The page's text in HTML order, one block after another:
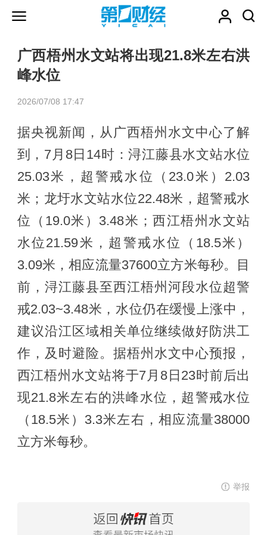
广西梧州水文站将出现21.8米左右洪
峰水位
2026/07/08 17:47
据央视新闻，从广西梧州水文中心了解
到，7月8日14时：浔江藤县水文站水位
25.03米，超警戒水位（23.0米）2.03
米；龙圩水文站水位22.48米，超警戒水
位（19.0米）3.48米；西江梧州水文站
水位21.59米，超警戒水位（18.5米）
3.09米，相应流量37600立方米每秒。目
前，浔江藤县至西江梧州河段水位超警
戒2.03~3.48米，水位仍在缓慢上涨中，
建议沿江区域相关单位继续做好防洪工
作，及时避险。据梧州水文中心预报，
西江梧州水文站将于7月8日23时前后出
现21.8米左右的洪峰水位，超警戒水位
（18.5米）3.3米左右，相应流量38000
立方米每秒。
举报